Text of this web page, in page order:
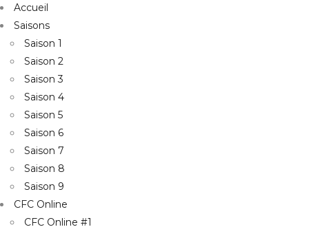
Accueil
Saisons
Saison 1
Saison 2
Saison 3
Saison 4
Saison 5
Saison 6
Saison 7
Saison 8
Saison 9
CFC Online
CFC Online #1